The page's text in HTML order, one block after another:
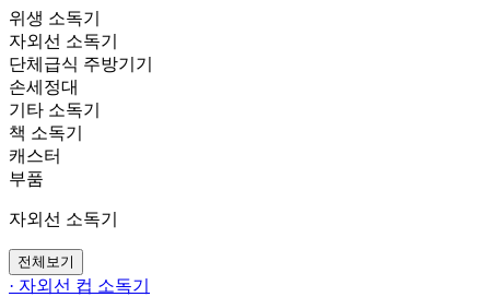
위생 소독기
자외선 소독기
단체급식 주방기기
손세정대
기타 소독기
책 소독기
캐스터
부품
자외선 소독기
전체보기
· 자외선 컵 소독기